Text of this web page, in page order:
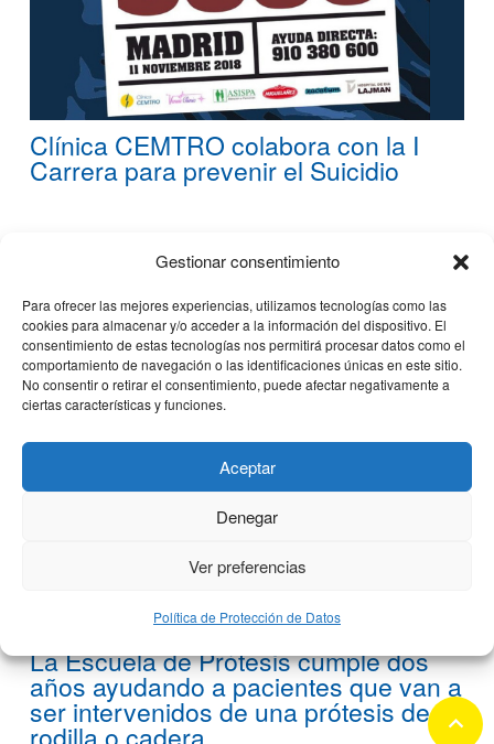
Gestionar consentimiento
Para ofrecer las mejores experiencias, utilizamos tecnologías como las
cookies para almacenar y/o acceder a la información del dispositivo. El
consentimiento de estas tecnologías nos permitirá procesar datos como el
comportamiento de navegación o las identificaciones únicas en este sitio.
No consentir o retirar el consentimiento, puede afectar negativamente a
ciertas características y funciones.
Aceptar
Denegar
Ver preferencias
Política de Protección de Datos
Clínica CEMTRO colabora con la I
Carrera para prevenir el Suicidio
La Escuela de Prótesis cumple dos
años ayudando a pacientes que van a
ser intervenidos de una prótesis de
rodilla o cadera keyboard_arrow_up